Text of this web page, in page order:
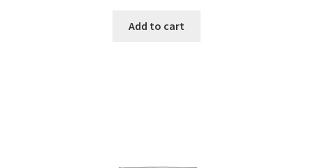
Add to cart